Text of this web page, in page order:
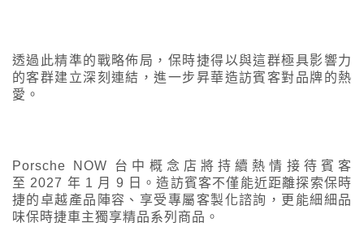
透過此精準的戰略佈局，保時捷得以與這群極具影響力
的客群建立深刻連結，進一步昇華造訪賓客對品牌的熱
愛。
Porsche NOW 台中概念店將持續熱情接待賓客
至 2027 年 1 月 9 日。造訪賓客不僅能近距離探索保時
捷的卓越產品陣容、享受專屬客製化諮詢，更能細細品
味保時捷車主獨享精品系列商品。